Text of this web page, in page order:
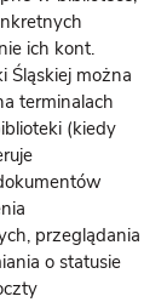
ich kont.
Śląskiej można
terminalach
(kiedy
przeglądania
o statusie